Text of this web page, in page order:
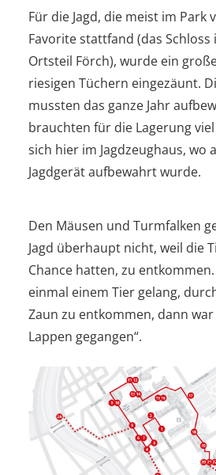
Für die Jagd, die meist im Park
Favorite stattfand (das
Ortsteil Förch), wurde ein
riesigen Tüchern eingezäunt.
mussten das ganze Jahr
brauchten für die Lagerung
sich hier im Jagdzeughaus, wo
Jagdgerät aufbewahrt wurde.
Den Mäusen und Turmfalken
Jagd überhaupt nicht, weil die
Chance hatten, zu
einmal einem Tier gelang,
Zaun zu entkommen, dann
Lappen gegangen“.